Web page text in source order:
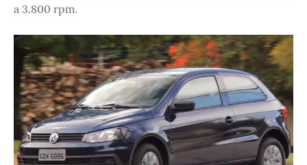
a 3.800 rpm.